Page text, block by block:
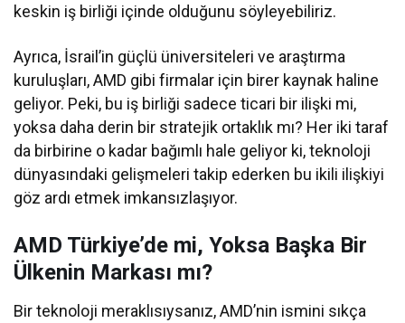
keskin iş birliği içinde olduğunu söyleyebiliriz.
Ayrıca, İsrail’in güçlü üniversiteleri ve araştırma
kuruluşları, AMD gibi firmalar için birer kaynak haline
geliyor. Peki, bu iş birliği sadece ticari bir ilişki mi,
yoksa daha derin bir stratejik ortaklık mı? Her iki taraf
da birbirine o kadar bağımlı hale geliyor ki, teknoloji
dünyasındaki gelişmeleri takip ederken bu ikili ilişkiyi
göz ardı etmek imkansızlaşıyor.
AMD Türkiye’de mi, Yoksa Başka Bir
Ülkenin Markası mı?
Bir teknoloji meraklısıysanız, AMD’nin ismini sıkça